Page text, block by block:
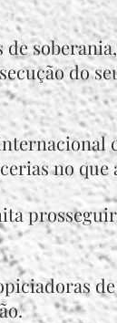
do
no que